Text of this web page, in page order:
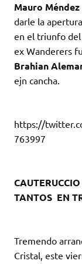
Mauro Méndez
darle la
en el triunfo del
ex Wanderers
Brahian
ejn cancha.
https://
763997
TANTOS EN
Tremendo
Cristal, este